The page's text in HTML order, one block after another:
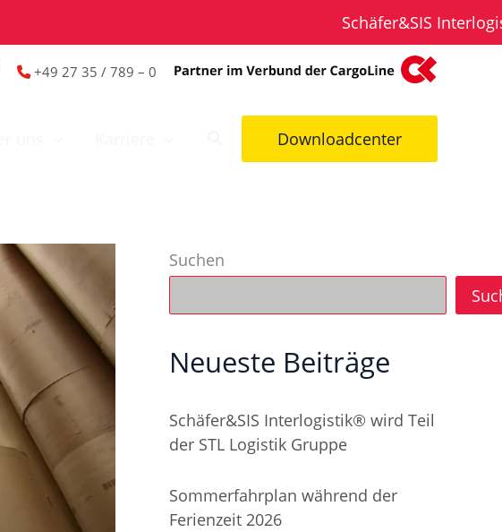
Schäfer&SIS
+49 27 35 / 789 – 0
Downloadcenter
Suchen
Neueste Beiträge
Schäfer&SIS Interlogistik® wird Teil
der STL Logistik Gruppe
Sommerfahrplan während der
Ferienzeit 2026